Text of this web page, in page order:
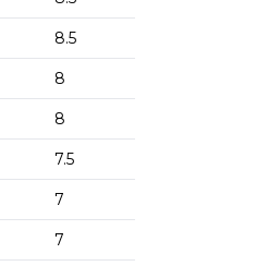
8.5
8
8
7.5
7
7